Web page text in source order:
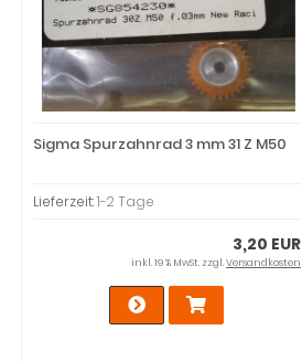
Sigma Spurzahnrad 3 mm 31 Z M50
Lieferzeit:1-2 Tage
3,20 EUR
inkl. 19 % MwSt. zzgl.Versandkosten